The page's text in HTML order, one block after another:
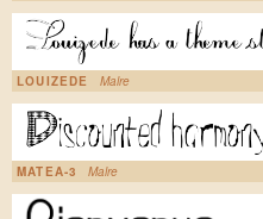
LOUIZEDE Malre
MATEA-3 Malre